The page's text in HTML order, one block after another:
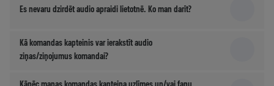
Es nevaru dzirdēt audio apraidi lietotnē. Ko man darīt?
Kā komandas kapteinis var ierakstīt audio
ziņas/ziņojumus komandai?
Kāpēc manas komandas kapteiņa uzlīmes un/vai fanu